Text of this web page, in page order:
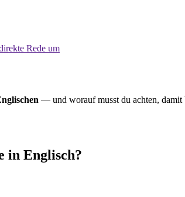
Rede um
— und worauf musst du achten,
in Englisch?